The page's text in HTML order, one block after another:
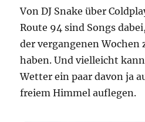
Von DJ Snake über
Route 94 sind Songs
der vergangenen Wochen
haben. Und vielleicht
Wetter ein paar davon ja
freiem Himmel auflegen.